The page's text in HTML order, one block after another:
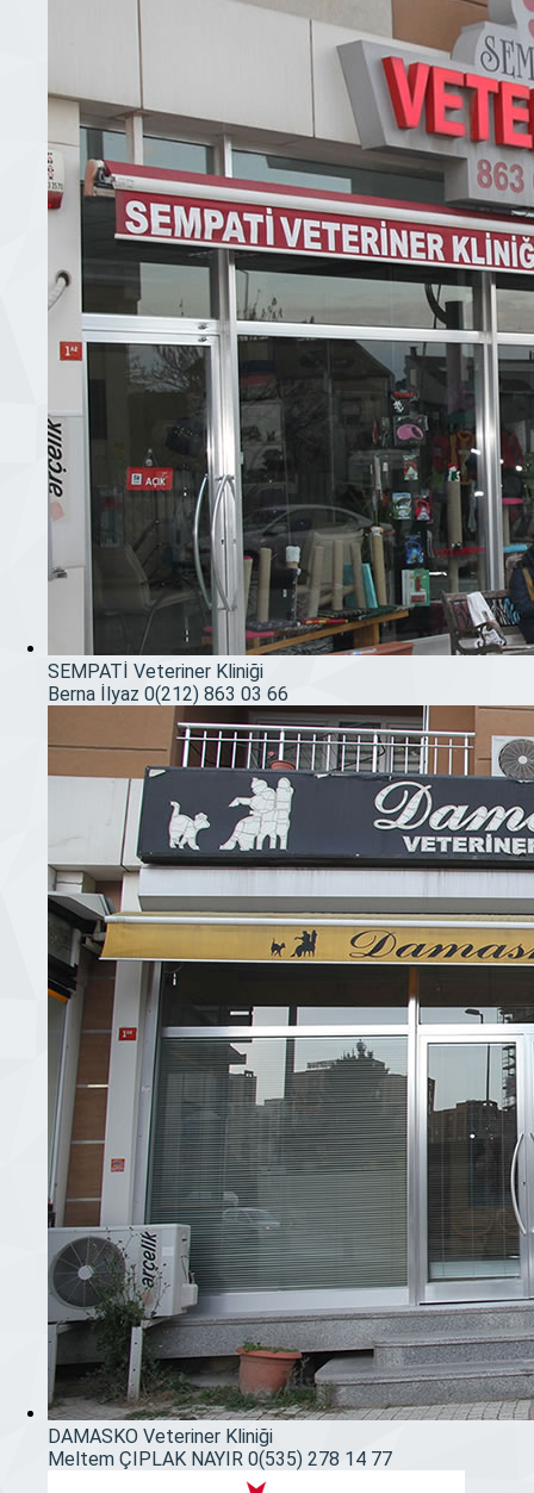
SEMPATİ Veteriner Kliniği
Berna İlyaz 0(212) 863 03 66
DAMASKO Veteriner Kliniği
Meltem ÇIPLAK NAYIR 0(535) 278 14 77